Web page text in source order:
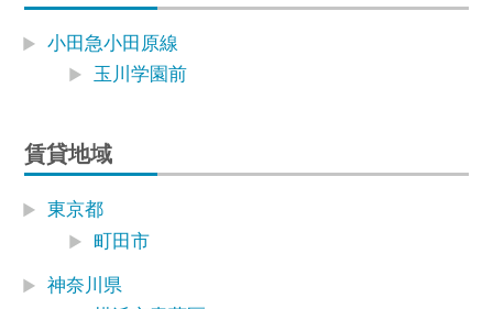
小田急小田原線
玉川学園前
賃貸地域
東京都
町田市
神奈川県